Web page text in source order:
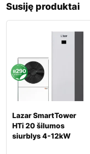
Susiję produktai
Lazar SmartTower
HTi 20 šilumos
siurblys 4-12kW